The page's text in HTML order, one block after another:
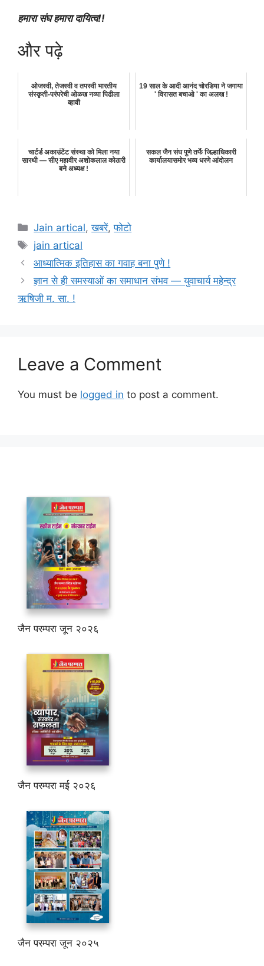
हमारा संघ हमारा दायित्व!!
और पढ़े
ओजस्वी, तेजस्वी व तपस्वी भारतीय
संस्कृती-परंपरेची ओळख नव्या पिढीला
व्हावी
19 साल के आदी आनंद चोरडिया ने जगाया
' विरासत बचाओ ' का अलख !
चार्टर्ड अकाउंटेंट संस्था को मिला नया
सारथी — सीए महावीर अशोकलाल कोठारी
बने अध्यक्ष !
सकल जैन संघ पुणे तर्फे जिल्हाधिकारी
कार्यालयासमोर भव्य धरणे आंदोलन
Categories
Jain artical,खबरें,फोटो
Tags
jain artical
आध्यात्मिक इतिहास का गवाह बना पुणे !
ज्ञान से ही समस्याओं का समाधान संभव — युवाचार्य महेन्द्र
ऋषिजी म. सा. !
Leave a Comment
You must be logged in to post a comment.
जैन परम्परा जून २०२६
जैन परम्परा मई २०२६
जैन परम्परा जून २०२५